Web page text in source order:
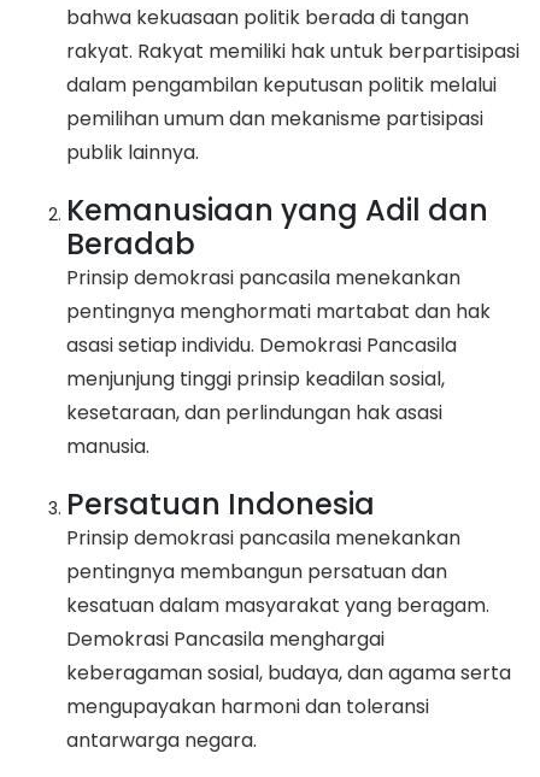
bahwa kekuasaan politik berada di tangan
rakyat. Rakyat memiliki hak untuk berpartisipasi
dalam pengambilan keputusan politik melalui
pemilihan umum dan mekanisme partisipasi
publik lainnya.
Kemanusiaan yang Adil dan
Beradab
Prinsip demokrasi pancasila menekankan
pentingnya menghormati martabat dan hak
asasi setiap individu. Demokrasi Pancasila
menjunjung tinggi prinsip keadilan sosial,
kesetaraan, dan perlindungan hak asasi
manusia.
Persatuan Indonesia
Prinsip demokrasi pancasila menekankan
pentingnya membangun persatuan dan
kesatuan dalam masyarakat yang beragam.
Demokrasi Pancasila menghargai
keberagaman sosial, budaya, dan agama serta
mengupayakan harmoni dan toleransi
antarwarga negara.